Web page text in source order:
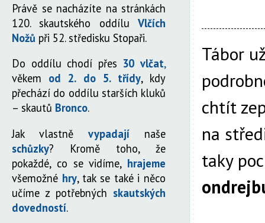
Tábor
chtít
na
taky
Právě se nacházíte na stránkách
120. skautského oddílu Vlčích
Nožů při 52. středisku Stopaři.
Do oddílu chodí přes 30 vlčat,
věkem od 2. do 5. třídy, kdy
přechází do oddílu starších kluků
– skautů Bronco.
Jak vlastně vypadají
naše
schůzky? Kromě toho, že
pokaždé, co se vidíme, hrajeme
všemožné hry, tak se také i něco
učíme z potřebných skautských
dovedností.